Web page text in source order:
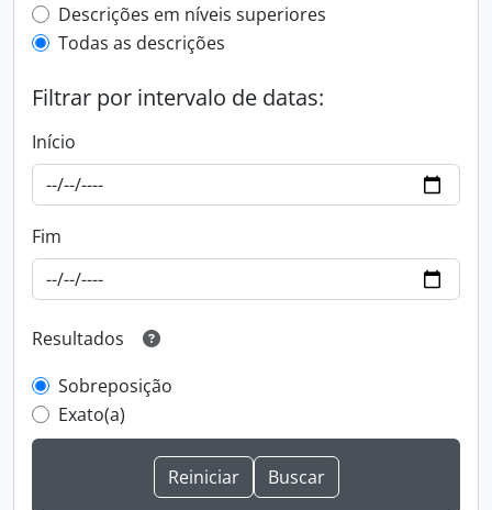
Filtro de descrição de nível superior
Descrições em níveis superiores
Todas as descrições
Filtrar por intervalo de datas:
Início
Fim
Resultados
Sobreposição
Exato(a)